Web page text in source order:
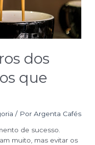
dos
que
/ PorArgenta Cafés
de sucesso.
muito, mas evitar os